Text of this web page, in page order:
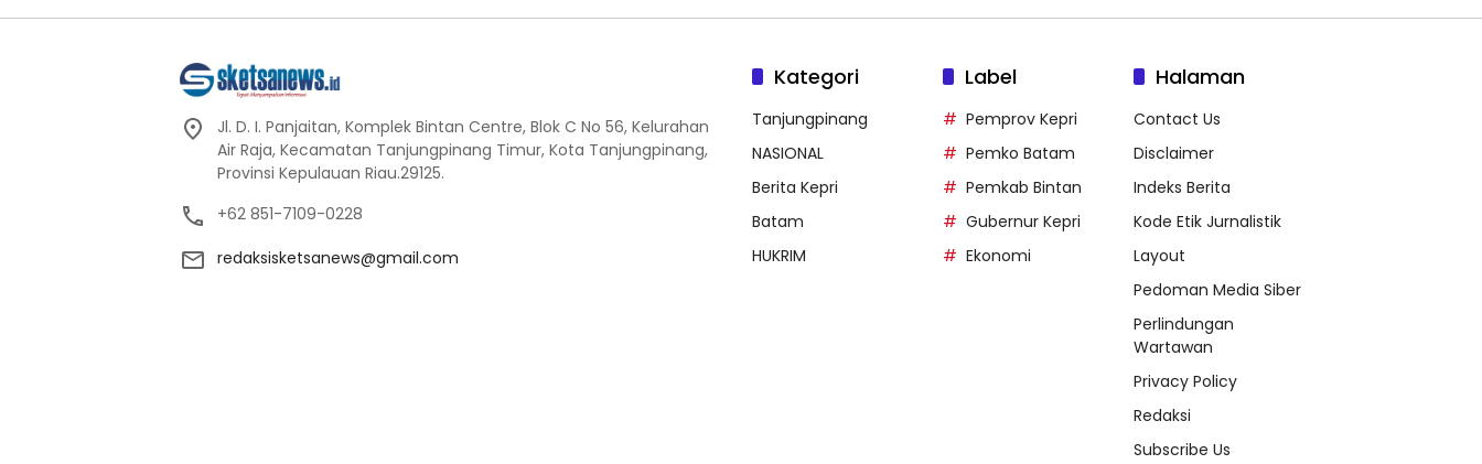
Jl. D. I. Panjaitan, Komplek Bintan Centre, Blok C No 56, Kelurahan
Air Raja, Kecamatan Tanjungpinang Timur, Kota Tanjungpinang,
Provinsi Kepulauan Riau.29125.
+62 851-7109-0228
redaksisketsanews@gmail.com
Kategori
Tanjungpinang
NASIONAL
Berita Kepri
Batam
HUKRIM
Label
Pemprov Kepri
Pemko Batam
Pemkab Bintan
Gubernur Kepri
Ekonomi
Halaman
Contact Us
Disclaimer
Indeks Berita
Kode Etik Jurnalistik
Layout
Pedoman Media Siber
Perlindungan
Wartawan
Privacy Policy
Redaksi
Subscribe Us